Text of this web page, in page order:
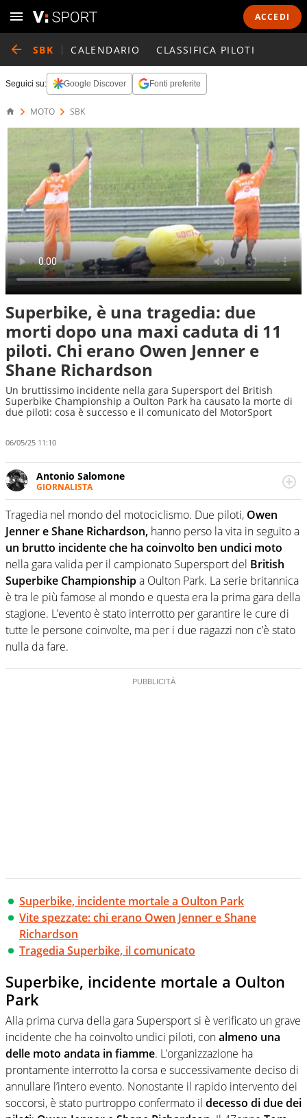
ACCEDI
SBK CALENDARIO CLASSIFICA PILOTI
Seguici su: Google Discover Fonti preferite
MOTO SBK
Superbike, è una tragedia: due
morti dopo una maxi caduta di 11
piloti. Chi erano Owen Jenner e
Shane Richardson
Un bruttissimo incidente nella gara Supersport del British
Superbike Championship a Oulton Park ha causato la morte di
due piloti: cosa è successo e il comunicato del MotorSport
06/05/25 11:10
Antonio Salomone
GIORNALISTA
Giornalista pubblicista. Lo affascinano, da sempre, le
categorie minori e i talenti in erba. Ha fiuto per la notizia
e per gli emergenti. Calcio, basket, motori: ci pensa lui
Tragedia nel mondo del motociclismo. Due piloti, Owen
Jenner e Shane Richardson, hanno perso la vita in seguito a
un brutto incidente che ha coinvolto ben undici moto
nella gara valida per il campionato Supersport del British
Superbike Championshipa Oulton Park. La serie britannica
è tra le più famose al mondo e questa era la prima gara della
stagione. L’evento è stato interrotto per garantire le cure di
tutte le persone coinvolte, ma per i due ragazzi non c’è stato
nulla da fare.
Superbike, incidente mortale a Oulton Park
Vite spezzate: chi erano Owen Jenner e Shane
Richardson
Tragedia Superbike, il comunicato
Superbike, incidente mortale a Oulton
Park
Alla prima curva della gara Supersport si è verificato un grave
incidente che ha coinvolto undici piloti, conalmeno una
delle moto andata in fiamme. L’organizzazione ha
prontamente interrotto la corsa e successivamente deciso di
annullare l’intero evento. Nonostante il rapido intervento dei
soccorsi, è stato purtroppo confermato il decesso di due dei